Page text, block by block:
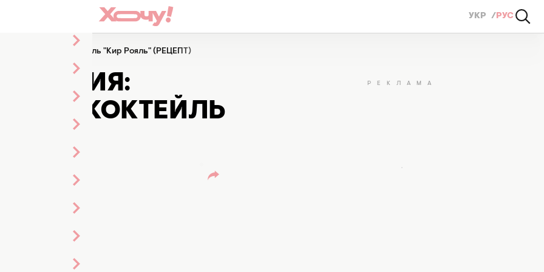
УКР РУС
изысканный коктейль "Кир Рояль" (РЕЦЕПТ)
КОКТЕЙЛЬ